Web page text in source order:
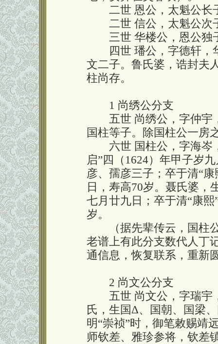
二世 恩公，太魁公长
二世 信公，太魁公次
三世 华楼公，恩公独
四世 璠公，字德轩，
文二子。鲁氏婆，诰封夫
柱尚存。
1 尚绣公分支
五世 尚绣公，字仲宇
国柱等子。除国柱公一房
六世 国柱公，字海岑
启”四（1624）年甲子岁
彦、孺彦三子；卒于清“
日，寿高70岁。聂氏婆，
七月廿九日；卒于清“康
岁。
（据先辈传云，国柱公
老谱上有此分支数代人丁
通信息，恢复联系，重新
2 尚文公分支
五世 尚文公，字瑞宇
氏，生国Δ、国朝、国梁
明“崇祯”时，御笔敕赐靖
师钦差、雅珍参将，钦差